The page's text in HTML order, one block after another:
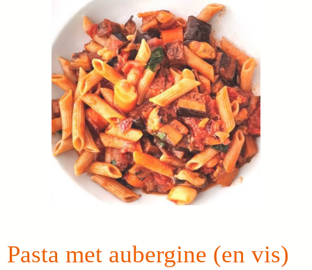
Pasta met aubergine (en vis)